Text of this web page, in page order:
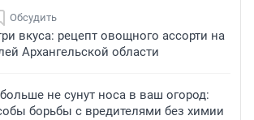
Обсудить
вкуса: рецепт овощного ассорти на
Архангельской области
не сунут носа в ваш огород:
борьбы с вредителями без химии